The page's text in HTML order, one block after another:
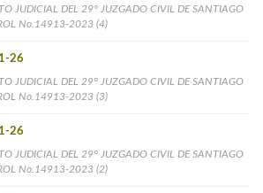
JUDICIAL DEL 29° JUZGADO CIVIL DE SANTIAGO
No.14913-2023 (4)
26
JUDICIAL DEL 29° JUZGADO CIVIL DE SANTIAGO
No.14913-2023 (3)
26
JUDICIAL DEL 29° JUZGADO CIVIL DE SANTIAGO
No.14913-2023 (2)